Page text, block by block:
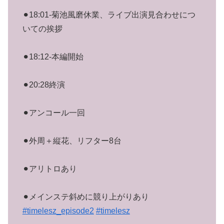
⚫︎18:01-菊池風磨休業、ライブ出演見合わせにつ
いての挨拶
⚫︎18:12-本編開始
⚫︎20:28終演
⚫︎アンコール一回
⚫︎外周＋縦花、リフター8台
⚫︎アリトロあり
⚫︎メインステ斜めに競り上がりあり
#timelesz_episode2 #timelesz